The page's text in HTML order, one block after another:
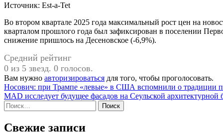
Источник: Est-a-Tet
Во втором квартале 2025 года максимальный рост цен на
кварталом прошлого года был зафиксирован в поселении
снижение пришлось на Десеновское (-6,9%).
Средний рейтинг
0 из 5 звезд. 0 голосов.
Вам нужно авторизироваться для того, чтобы проголосовать.
Навигация
по
записям
Носович: при Трампе «левые» в США вспомнили о традиции
MAD исследует будущее фасадов на Сеульской архитектурной
Найти:
Свежие записи